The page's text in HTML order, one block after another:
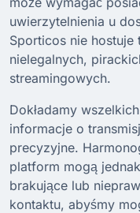
uwierzytelnienia u
Sporticos nie hostuje
nielegalnych,
streamingowych.
Dokładamy
informacje o
precyzyjne.
platform mogą
brakujące lub
kontaktu, abyśmy